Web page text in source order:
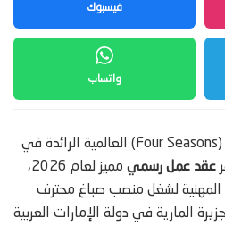
فيسبوك
واتساب
أعلنت سلسلة فنادق فورسيزونز (Four Seasons) العالمية الرائدة في
عقد عمل رسمي
مميز لعام 2026،
لشغل منصب صباغ محترف
المارية في دولة الإمارات العربية